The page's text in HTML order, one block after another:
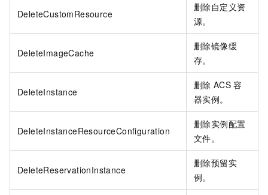
DeleteCustomResource
删除自定义资
源。
DeleteImageCache
删除镜像缓
存。
DeleteInstance
删除 ACS 容
器实例。
DeleteInstanceResourceConfiguration
删除实例配置
文件。
DeleteReservationInstance
删除预留实
例。